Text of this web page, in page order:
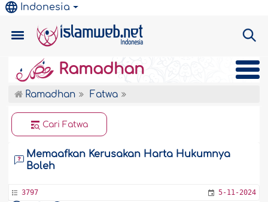
Indonesia
Ramadhan
Ramadhan Fatwa
Cari Fatwa
Memaafkan Kerusakan Harta Hukumnya
Boleh
3797 5-11-2024